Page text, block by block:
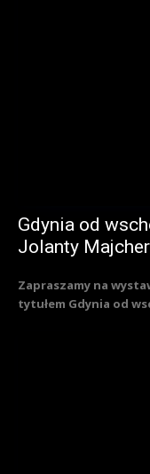
Gdynia od
Jolanty Majcher
Zapraszamy na
tytułem Gdynia od